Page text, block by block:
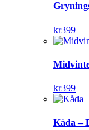
kr399
kr399
Kåda –